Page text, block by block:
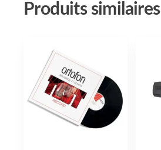
Produits similaires